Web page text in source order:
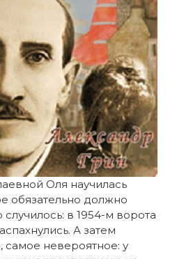
Оля научилась
обязательно должно
в 1954-м ворота
А затем
невероятное: у